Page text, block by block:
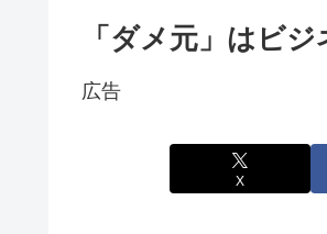
「ダメ元」はビ
広告
X